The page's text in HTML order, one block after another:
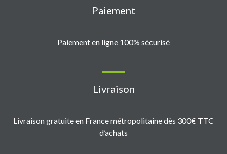
Paiement
Paiement en ligne 100% sécurisé
Livraison
Livraison gratuite en France métropolitaine dès 300€ TTC
d’achats